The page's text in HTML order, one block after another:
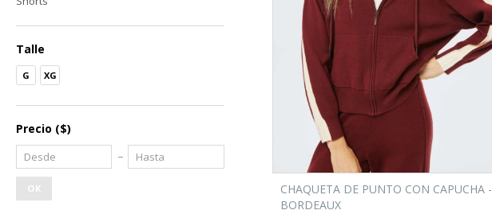
CHAQUETA DE PUNTO CON CAPUCHA -
BORDEAUX
Talle
G XG
Precio ($)
OK